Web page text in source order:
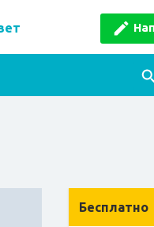
Бесплатно